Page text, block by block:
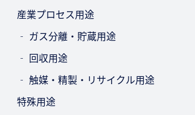
産業プロセス用途
‐ ガス分離・貯蔵用途
‐ 回収用途
‐ 触媒・精製・リサイクル用途
特殊用途